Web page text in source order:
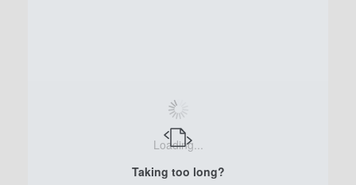
Loading...
Taking too long?